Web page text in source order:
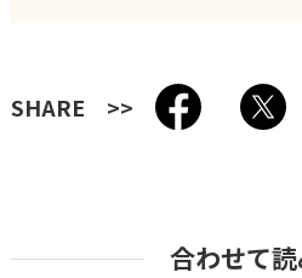
SHARE
合わせて